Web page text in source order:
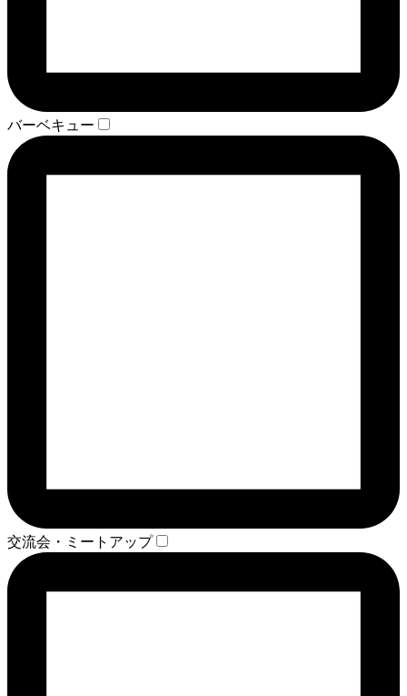
バーベキュー
交流会・ミートアップ